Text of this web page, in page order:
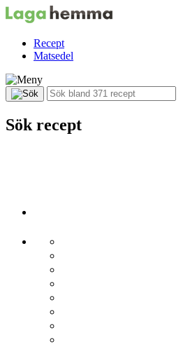
Recept
Matsedel
Sök recept